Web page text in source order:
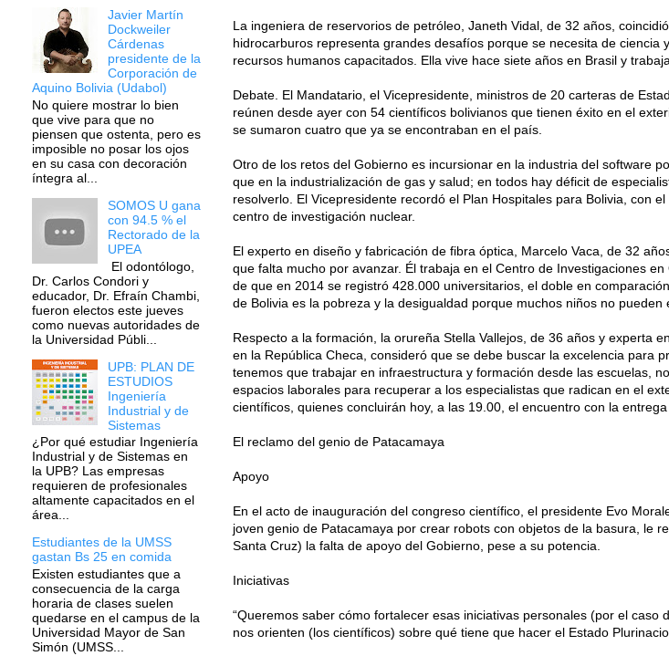
La ingeniera de reservorios de petróleo, Janeth Vidal, de 32 años,
hidrocarburos representa grandes desafíos porque se necesita de
recursos humanos capacitados. Ella vive hace siete años en Brasil y
Debate. El Mandatario, el Vicepresidente, ministros de 20 carteras de
reúnen desde ayer con 54 científicos bolivianos que tienen éxito en el
se sumaron cuatro que ya se encontraban en el país.
Otro de los retos del Gobierno es incursionar en la industria del software
que en la industrialización de gas y salud; en todos hay déficit de
resolverlo. El Vicepresidente recordó el Plan Hospitales para Bolivia, con
centro de investigación nuclear.
El experto en diseño y fabricación de fibra óptica, Marcelo Vaca, de 32
que falta mucho por avanzar. Él trabaja en el Centro de Investigaciones
de que en 2014 se registró 428.000 universitarios, el doble en
de Bolivia es la pobreza y la desigualdad porque muchos niños no
Respecto a la formación, la orureña Stella Vallejos, de 36 años y experta
en la República Checa, consideró que se debe buscar la excelencia para
tenemos que trabajar en infraestructura y formación desde las escuelas,
espacios laborales para recuperar a los especialistas que radican en el
científicos, quienes concluirán hoy, a las 19.00, el encuentro con la entrega
El reclamo del genio de Patacamaya
Apoyo
En el acto de inauguración del congreso científico, el presidente Evo
joven genio de Patacamaya por crear robots con objetos de la basura, le
Santa Cruz) la falta de apoyo del Gobierno, pese a su potencia.
Iniciativas
“Queremos saber cómo fortalecer esas iniciativas personales (por el
nos orienten (los científicos) sobre qué tiene que hacer el Estado
Javier Martín
Dockweiler
Cárdenas
presidente de la
Corporación de
Aquino Bolivia (Udabol)
No quiere mostrar lo bien
que vive para que no
piensen que ostenta, pero es
imposible no posar los ojos
en su casa con decoración
íntegra al...
SOMOS U gana
con 94.5 % el
Rectorado de la
UPEA
El odontólogo,
Dr. Carlos Condori y
educador, Dr. Efraín Chambi,
fueron electos este jueves
como nuevas autoridades de
la Universidad Públi...
UPB: PLAN DE
ESTUDIOS
Ingeniería
Industrial y de
Sistemas
¿Por qué estudiar Ingeniería
Industrial y de Sistemas en
la UPB? Las empresas
requieren de profesionales
altamente capacitados en el
área...
Estudiantes de la UMSS
gastan Bs 25 en comida
Existen estudiantes que a
consecuencia de la carga
horaria de clases suelen
quedarse en el campus de la
Universidad Mayor de San
Simón (UMSS...